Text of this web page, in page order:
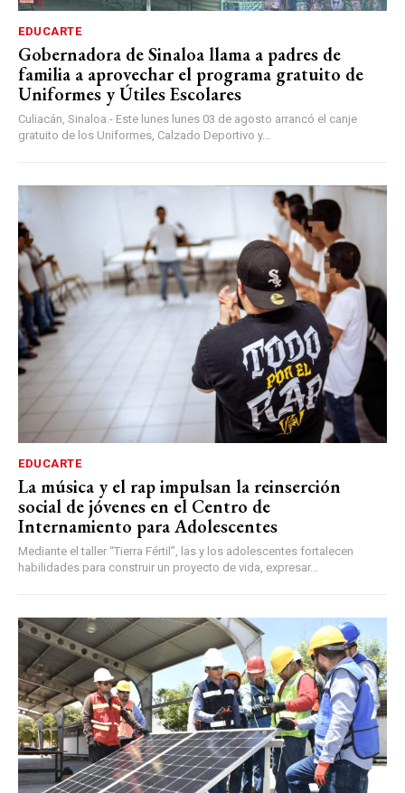
EDUCARTE
Gobernadora de Sinaloa llama a padres de
familia a aprovechar el programa gratuito de
Uniformes y Útiles Escolares
Culiacán, Sinaloa.- Este lunes lunes 03 de agosto arrancó el canje
gratuito de los Uniformes, Calzado Deportivo y...
EDUCARTE
La música y el rap impulsan la reinserción
social de jóvenes en el Centro de
Internamiento para Adolescentes
Mediante el taller “Tierra Fértil”, las y los adolescentes fortalecen
habilidades para construir un proyecto de vida, expresar...